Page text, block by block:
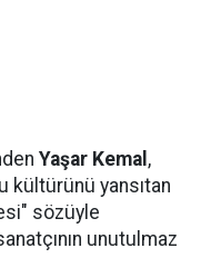
Yaşar Kemal ,
kültürünü yansıtan
sözüyle
unutulmaz